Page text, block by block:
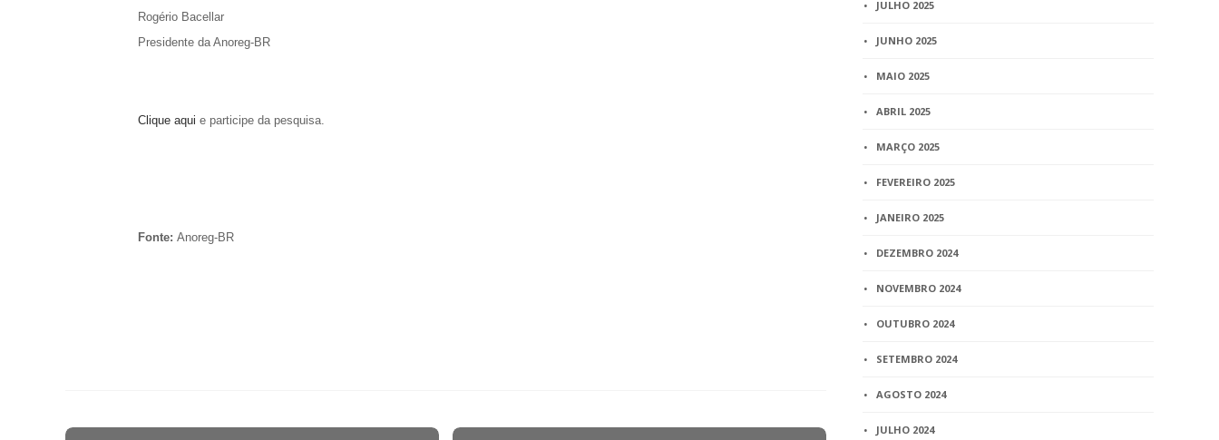
Rogério Bacellar
Presidente da Anoreg-BR
Clique aqui e participe da pesquisa.
Fonte: Anoreg-BR
JULHO 2025
JUNHO 2025
MAIO 2025
ABRIL 2025
MARÇO 2025
FEVEREIRO 2025
JANEIRO 2025
DEZEMBRO 2024
NOVEMBRO 2024
OUTUBRO 2024
SETEMBRO 2024
AGOSTO 2024
JULHO 2024